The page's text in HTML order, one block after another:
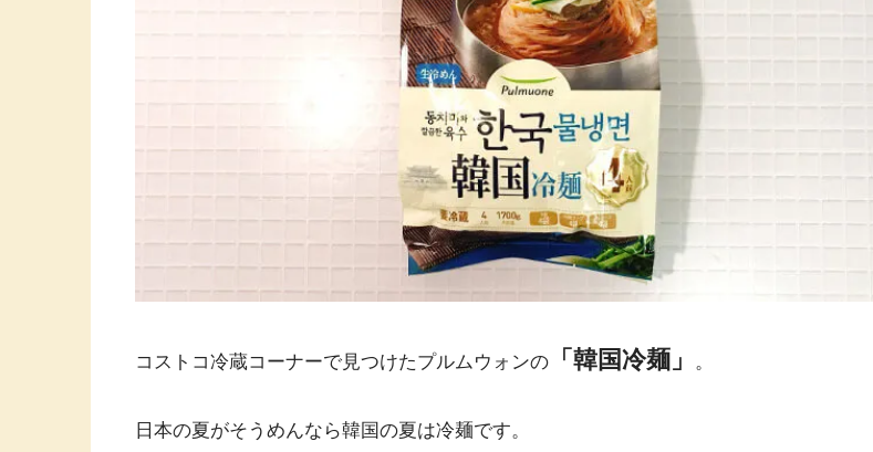
コストコ冷蔵コーナーで見つけたプルムウォンの 「韓国冷麺」 。
日本の夏がそうめんなら韓国の夏は冷麺です。